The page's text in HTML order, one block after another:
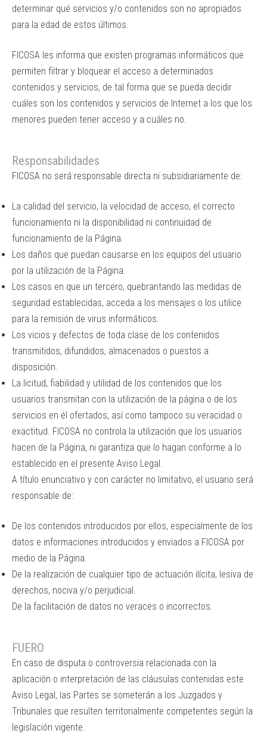
determinar qué servicios y/o contenidos son no apropiados
para la edad de estos últimos.
FICOSA les informa que existen programas informáticos que
permiten filtrar y bloquear el acceso a determinados
contenidos y servicios, de tal forma que se pueda decidir
cuáles son los contenidos y servicios de Internet a los que los
menores pueden tener acceso y a cuáles no.
Responsabilidades
FICOSA no será responsable directa ni subsidiariamente de:
La calidad del servicio, la velocidad de acceso, el correcto
funcionamiento ni la disponibilidad ni continuidad de
funcionamiento de la Página.
Los daños que puedan causarse en los equipos del usuario
por la utilización de la Página.
Los casos en que un tercero, quebrantando las medidas de
seguridad establecidas, acceda a los mensajes o los utilice
para la remisión de virus informáticos.
Los vicios y defectos de toda clase de los contenidos
transmitidos, difundidos, almacenados o puestos a
disposición.
La licitud, fiabilidad y utilidad de los contenidos que los
usuarios transmitan con la utilización de la página o de los
servicios en él ofertados, así como tampoco su veracidad o
exactitud. FICOSA no controla la utilización que los usuarios
hacen de la Página, ni garantiza que lo hagan conforme a lo
establecido en el presente Aviso Legal.
A título enunciativo y con carácter no limitativo, el usuario será
responsable de:
De los contenidos introducidos por ellos, especialmente de los
datos e informaciones introducidos y enviados a FICOSA por
medio de la Página.
De la realización de cualquier tipo de actuación ilícita, lesiva de
derechos, nociva y/o perjudicial.
De la facilitación de datos no veraces o incorrectos.
FUERO
En caso de disputa o controversia relacionada con la
aplicación o interpretación de las cláusulas contenidas este
Aviso Legal, las Partes se someterán a los Juzgados y
Tribunales que resulten territorialmente competentes según la
legislación vigente.